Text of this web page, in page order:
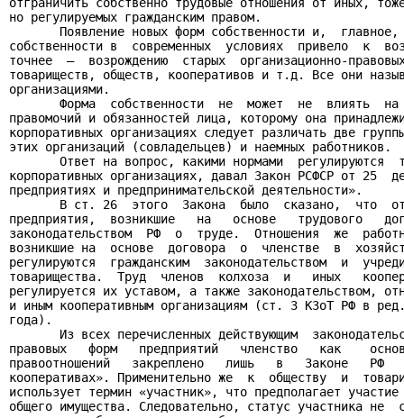
но регулируемых гражданским правом.
Появление новых форм собственности и,
собственности в  современных  условиях  привело  к
точнее  –  возрождению  старых  организационно-
товариществ, обществ, кооперативов и т.д. Все они
организациями.
Форма  собственности  не  может  не  влиять
правомочий и обязанностей лица, которому она
корпоративных организациях следует различать две
этих организаций (совладельцев) и наемных работников.
Ответ на вопрос, какими нормами  регулируются
корпоративных организациях, давал Закон РСФСР от 25
предприятиях и предпринимательской деятельности».
В ст. 26  этого  Закона  было  сказано,  что
предприятия,  возникшие   на   основе   трудового
законодательством  РФ  о  труде.  Отношения  же
возникшие на  основе  договора  о  членстве  в
регулируются  гражданским  законодательством  и
товарищества.  Труд  членов  колхоза  и   иных
регулируется их уставом, а также законодательством,
и иным кооперативным организациям (ст. 3 КЗоТ РФ в
года).
Из всех перечисленных действующим
правовых   форм   предприятий   членство   как
правоотношений   закреплено   лишь   в   Законе   РФ
кооперативах». Применительно же  к  обществу  и
использует термин «участник», что предполагает
общего имущества. Следовательно, статус участника не